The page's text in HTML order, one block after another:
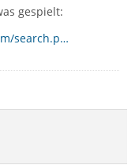
gespielt:
search.p…